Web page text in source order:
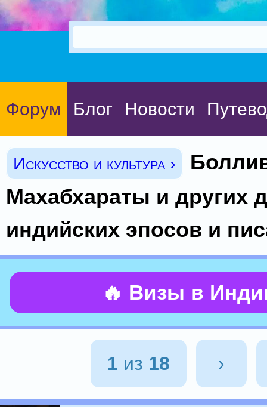
Форум Блог Новости
Искусство и культура ›
Махабхараты и других
индийских эпосов и
🔥 Визы в
1 из 18 ›